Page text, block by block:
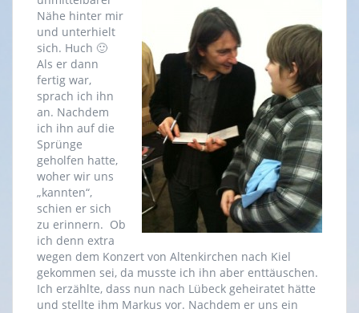
Nähe hinter mir
und unterhielt
sich. Huch 🙂
Als er dann
fertig war,
sprach ich ihn
an. Nachdem
ich ihn auf die
Sprünge
geholfen hatte,
woher wir uns
„kannten“,
schien er sich
zu erinnern. Ob
ich denn extra
wegen dem Konzert von Altenkirchen nach Kiel
gekommen sei, da musste ich ihn aber enttäuschen.
Ich erzählte, dass nun nach Lübeck geheiratet hätte
und stellte ihm Markus vor. Nachdem er uns ein